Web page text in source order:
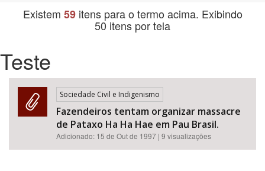
Tema
Existem 59itens para o termo acima. Exibindo
50 itens por tela
Teste
Sociedade Civil e Indigenismo
Fazendeiros tentam organizar massacre
de Pataxo Ha Ha Hae em Pau Brasil.
Adicionado: 15 de Out de 1997 | 9 visualizações